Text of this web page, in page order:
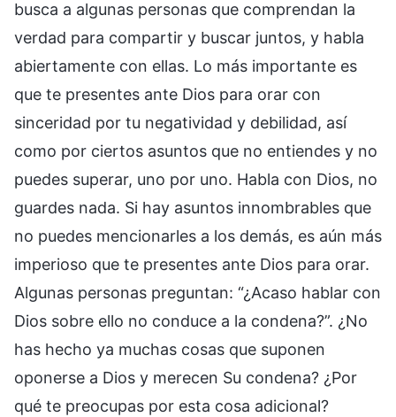
busca a algunas personas que comprendan la
verdad para compartir y buscar juntos, y habla
abiertamente con ellas. Lo más importante es
que te presentes ante Dios para orar con
sinceridad por tu negatividad y debilidad, así
como por ciertos asuntos que no entiendes y no
puedes superar, uno por uno. Habla con Dios, no
guardes nada. Si hay asuntos innombrables que
no puedes mencionarles a los demás, es aún más
imperioso que te presentes ante Dios para orar.
Algunas personas preguntan: “¿Acaso hablar con
Dios sobre ello no conduce a la condena?”. ¿No
has hecho ya muchas cosas que suponen
oponerse a Dios y merecen Su condena? ¿Por
qué te preocupas por esta cosa adicional?